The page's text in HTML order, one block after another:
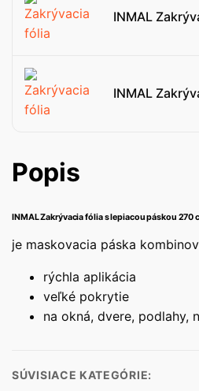
INMAL
INMAL
Popis
INMAL Zakrývacia fólia s lepiacou páskou 270
je maskovacia páska
rýchla aplikácia
veľké pokrytie
na okná, dvere, podlahy,
SÚVISIACE KATEGÓRIE: